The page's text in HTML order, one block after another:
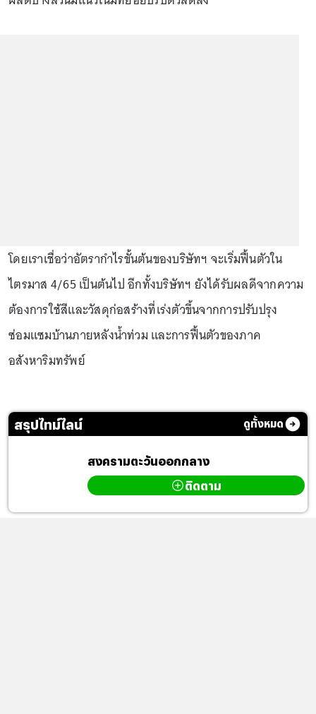
โดยเราเชื่อว่าอัตรากำไรขั้นต้นของบริษัทฯ จะเริ่มฟื้นตัวใน
ไตรมาส 4/65 เป็นต้นไป อีกทั้งบริษัทฯ ยังได้รับผลดีจากความ
ต้องการใช้สีและวัสดุก่อสร้างที่เร่งตัวขึ้นจากการปรับปรุง
ซ่อมแซมบ้านภายหลังน้ำท่วม และการฟื้นตัวของภาค
อสังหาริมทรัพย์
สรุปไทม์ไลน์ ดูทั้งหมด
สงครามตะวันออกกลาง
ติดตาม